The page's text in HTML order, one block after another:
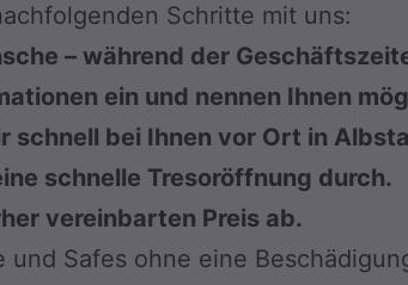
Schritte mit uns:
– während der
ein und nennen Ihnen
schnell bei Ihnen vor Ort in
schnelle Tresoröffnung durch.
vereinbarten Preis ab.
Safes ohne eine